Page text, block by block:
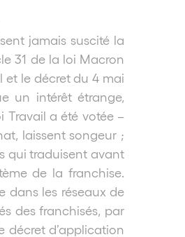
jamais suscité la
31 de la loi Macron
et le décret du 4 mai
un intérêt étrange,
Travail a été votée –
laissent songeur ;
qui traduisent avant
de la franchise.
dans les réseaux de
des franchisés, par
décret d’application